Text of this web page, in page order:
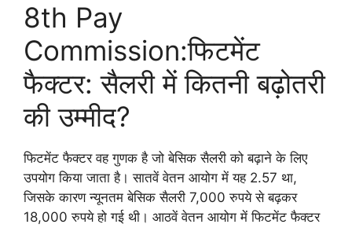
8th Pay
Commission:फिटमेंट
फैक्टर: सैलरी में कितनी बढ़ोतरी
की उम्मीद?
फिटमेंट फैक्टर वह गुणक है जो बेसिक सैलरी को बढ़ाने के लिए
उपयोग किया जाता है। सातवें वेतन आयोग में यह 2.57 था,
जिसके कारण न्यूनतम बेसिक सैलरी 7,000 रुपये से बढ़कर
18,000 रुपये हो गई थी। आठवें वेतन आयोग में फिटमेंट फैक्टर